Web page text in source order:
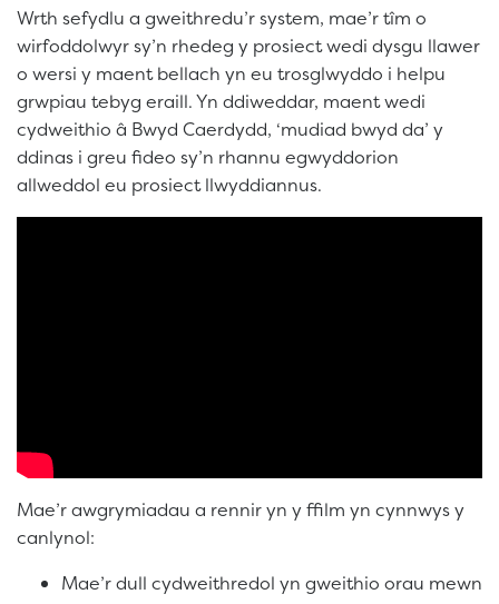
Wrth sefydlu a gweithredu’r system, mae’r tîm o
wirfoddolwyr sy’n rhedeg y prosiect wedi dysgu llawer
o wersi y maent bellach yn eu trosglwyddo i helpu
grwpiau tebyg eraill. Yn ddiweddar, maent wedi
cydweithio â Bwyd Caerdydd, ‘mudiad bwyd da’ y
ddinas i greu fideo sy’n rhannu egwyddorion
allweddol eu prosiect llwyddiannus.
Mae’r awgrymiadau a rennir yn y ffilm yn cynnwys y
canlynol:
Mae’r dull cydweithredol yn gweithio orau mewn